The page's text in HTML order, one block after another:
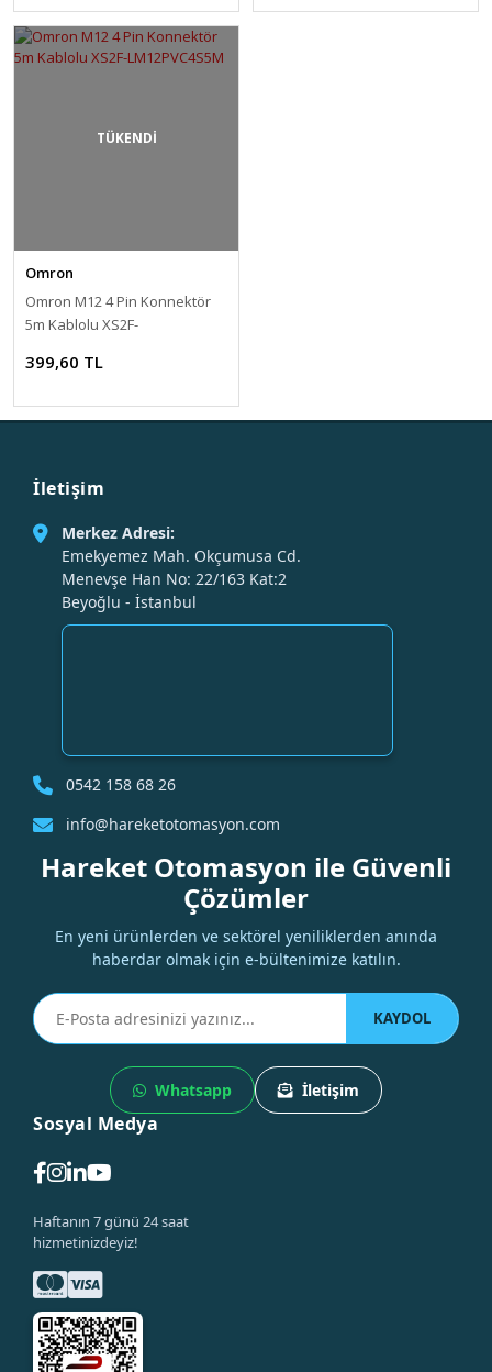
TÜKENDİ
Omron
Omron M12 4 Pin Konnektör
5m Kablolu XS2F-
399,60 TL
İletişim
Merkez Adresi:
Emekyemez Mah. Okçumusa Cd.
Menevşe Han No: 22/163 Kat:2
Beyoğlu - İstanbul
0542 158 68 26
info@hareketotomasyon.com
Hareket Otomasyon ile Güvenli
Çözümler
En yeni ürünlerden ve sektörel yeniliklerden anında
haberdar olmak için e-bültenimize katılın.
KAYDOL
Whatsapp İletişim
Sosyal Medya
Haftanın 7 günü 24 saat
hizmetinizdeyiz!